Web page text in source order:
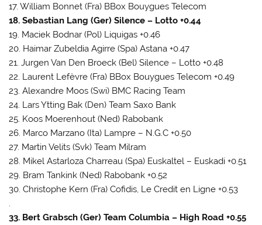
17. William Bonnet (Fra) BBox Bouygues Telecom
18. Sebastian Lang (Ger) Silence – Lotto +0.44
19. Maciek Bodnar (Pol) Liquigas +0.46
20. Haimar Zubeldia Agirre (Spa) Astana +0.47
21. Jurgen Van Den Broeck (Bel) Silence – Lotto +0.48
22. Laurent Lefèvre (Fra) BBox Bouygues Telecom +0.49
23. Alexandre Moos (Swi) BMC Racing Team
24. Lars Ytting Bak (Den) Team Saxo Bank
25. Koos Moerenhout (Ned) Rabobank
26. Marco Marzano (Ita) Lampre – N.G.C +0.50
27. Martin Velits (Svk) Team Milram
28. Mikel Astarloza Charreau (Spa) Euskaltel – Euskadi +0.51
29. Bram Tankink (Ned) Rabobank +0.52
30. Christophe Kern (Fra) Cofidis, Le Credit en Ligne +0.53
.
33. Bert Grabsch (Ger) Team Columbia – High Road +0.55